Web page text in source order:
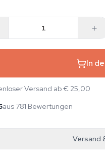
In
Versand ab € 25,00
aus 781 Bewertungen
Versand